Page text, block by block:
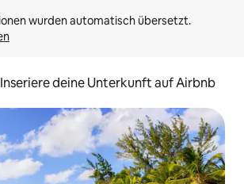
Inseriere deine Unterkunft auf Airbnb